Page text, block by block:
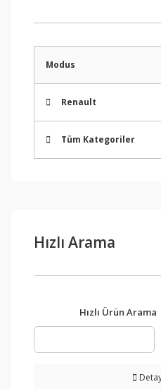
Modus
Renault
Tüm Kategoriler
Hızlı Arama
Hızlı Ürün Arama